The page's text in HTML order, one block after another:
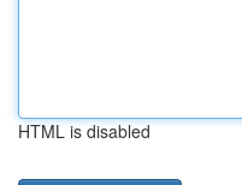
HTML is disabled